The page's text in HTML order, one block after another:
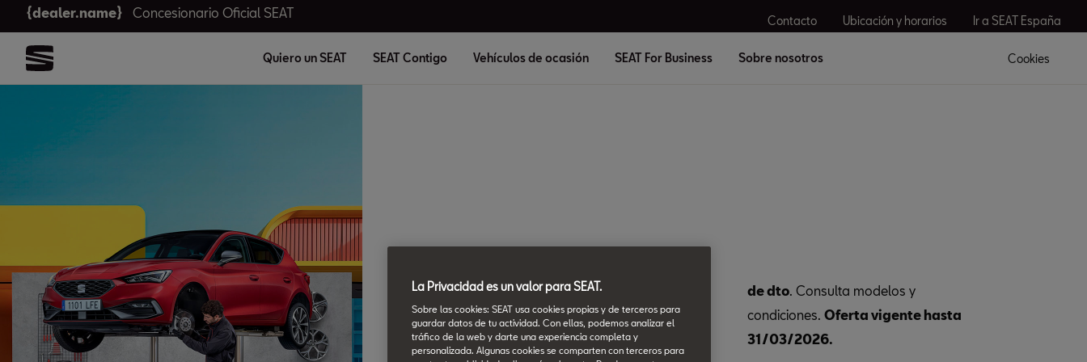
{dealer.name} Concesionario Oficial SEAT
Contacto Ubicación y horarios Ir a SEAT España
Quiero un SEAT SEAT Contigo Vehículos de ocasión SEAT For Business Sobre nosotros Cookies
Cambio de
batería
de dto. Consulta modelos y
condiciones. Oferta vigente hasta
31/03/2026.
La Privacidad es un valor para SEAT.
Sobre las cookies: SEAT usa cookies propias y de terceros para
guardar datos de tu actividad. Con ellas, podemos analizar el
tráfico de la web y darte una experiencia completa y
personalizada. Algunas cookies se comparten con terceros para